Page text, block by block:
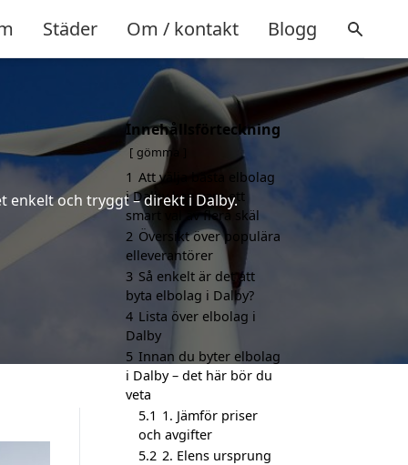
Städer Om / kontakt Blogg
enkelt och tryggt – direkt i Dalby.
Innehållsförteckning
gömma
1 Att välja bästa elbolag
i Dalby kan vara ett
smart val av flera skäl
2 Översikt över populära
elleverantörer
3 Så enkelt är det att
byta elbolag i Dalby?
4 Lista över elbolag i
Dalby
5 Innan du byter elbolag
i Dalby – det här bör du
veta
5.1 1. Jämför priser
och avgifter
5.2 2. Elens ursprung